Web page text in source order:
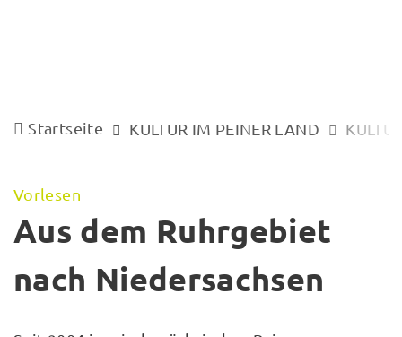
Startseite KULTUR IM PEINER LAND
Vorlesen
Aus dem Ruhrgebiet
nach Niedersachsen